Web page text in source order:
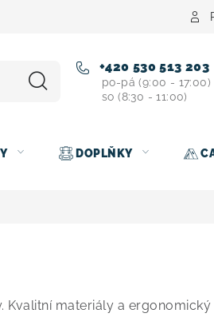
+420 530 513 203
po-pá (9:00 - 17:00)
so (8:30 - 11:00)
DOPLŇKY
materiály a